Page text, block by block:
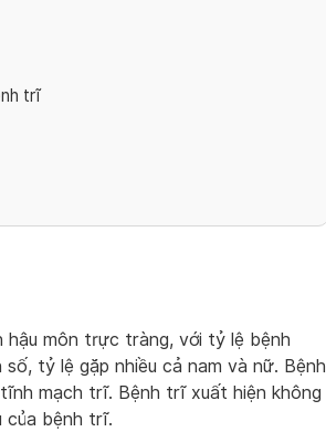
trĩ
môn trực tràng, với tỷ lệ bệnh
tỷ lệ gặp nhiều cả nam và nữ. Bệnh
mạch trĩ. Bệnh trĩ xuất hiện không
của bệnh trĩ.